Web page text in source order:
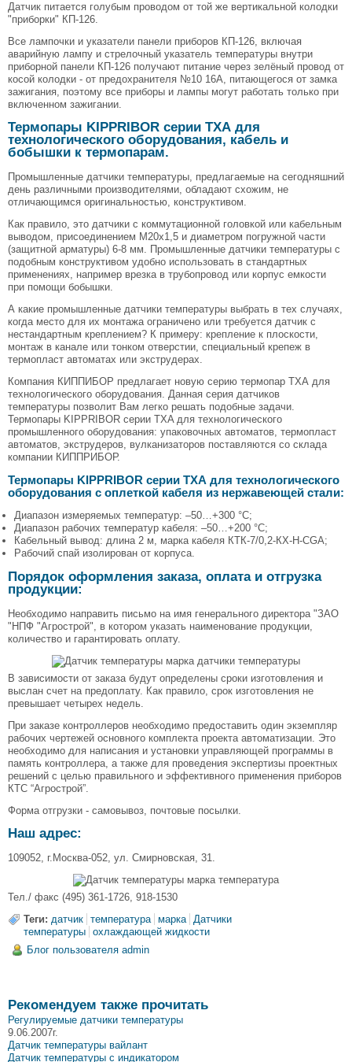
Датчик питается голубым проводом от той же вертикальной колодки
"приборки" КП-126.
Все лампочки и указатели панели приборов КП-126, включая
аварийную лампу и стрелочный указатель температуры внутри
приборной панели КП-126 получают питание через зелёный провод от
косой колодки - от предохранителя №10 16А, питающегося от замка
зажигания, поэтому все приборы и лампы могут работать только при
включенном зажигании.
Термопары KIPPRIBOR серии ТХА для
технологического оборудования, кабель и
бобышки к термопарам.
Промышленные датчики температуры, предлагаемые на сегодняшний
день различными производителями, обладают схожим, не
отличающимся оригинальностью, конструктивом.
Как правило, это датчики с коммутационной головкой или кабельным
выводом, присоединением М20х1,5 и диаметром погружной части
(защитной арматуры) 6-8 мм. Промышленные датчики температуры с
подобным конструктивом удобно использовать в стандартных
применениях, например врезка в трубопровод или корпус емкости
при помощи бобышки.
А какие промышленные датчики температуры выбрать в тех случаях,
когда место для их монтажа ограничено или требуется датчик с
нестандартным креплением? К примеру: крепление к плоскости,
монтаж в канале или тонком отверстии, специальный крепеж в
термопласт автоматах или экструдерах.
Компания КИППИБОР предлагает новую серию термопар ТХА для
технологического оборудования. Данная серия датчиков
температуры позволит Вам легко решать подобные задачи.
Термопары KIPPRIBOR серии TXA для технологического
промышленного оборудования: упаковочных автоматов, термопласт
автоматов, экструдеров, вулканизаторов поставляются со склада
компании КИППРИБОР.
Термопары KIPPRIBOR серии ТХА для технологического
оборудования с оплеткой кабеля из нержавеющей стали:
Диапазон измеряемых температур: –50…+300 °С;
Диапазон рабочих температур кабеля: –50…+200 °С;
Кабельный вывод: длина 2 м, марка кабеля КТК-7/0,2-КХ-Н-CGA;
Рабочий спай изолирован от корпуса.
Порядок оформления заказа, оплата и отгрузка
продукции:
Необходимо направить письмо на имя генерального директора "ЗАО
"НПФ "Агрострой", в котором указать наименование продукции,
количество и гарантировать оплату.
В зависимости от заказа будут определены сроки изготовления и
выслан счет на предоплату. Как правило, срок изготовления не
превышает четырех недель.
При заказе контроллеров необходимо предоставить один экземпляр
рабочих чертежей основного комплекта проекта автоматизации. Это
необходимо для написания и установки управляющей программы в
память контроллера, а также для проведения экспертизы проектных
решений с целью правильного и эффективного применения приборов
КТС “Агрострой”.
Форма отгрузки - самовывоз, почтовые посылки.
Наш адрес:
109052, г.Москва-052, ул. Смирновская, 31.
Тел./ факс (495) 361-1726, 918-1530
Теги: датчик температура марка Датчики
температуры охлаждающей жидкости
Блог пользователя admin
Рекомендуем также прочитать
Регулируемые датчики температуры
9.06.2007г.
Датчик температуры вайлант
Датчик температуры с индикатором